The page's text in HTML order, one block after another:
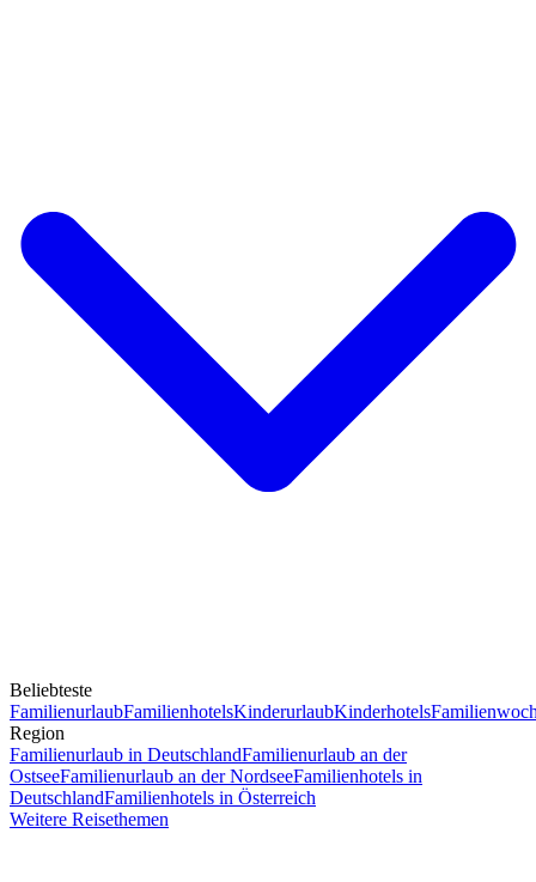
Beliebteste
FamilienurlaubFamilienhotelsKinderurlaubKinderhotels
Region
Familienurlaub in DeutschlandFamilienurlaub an der
OstseeFamilienurlaub an der NordseeFamilienhotels in
DeutschlandFamilienhotels in Österreich
Weitere Reisethemen